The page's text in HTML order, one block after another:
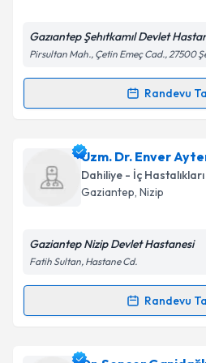
Kişisel verilerimin
kapsamda işlenmesini
Takvim
Gazıantep Şehıtkamıl Devlet
Pirsultan Mah., Çetin Emeç Cad., 27500
Randevu
Randevu Takvimi Talebi
Dr. Ömer Aykutiçin randevu
Size bu uzmandan randevu
hazırlandığında e-posta ile
Kişisel verilerimin
Metni'ni okudum ve
Uzm. Dr. Enver
Dahiliye - İç Hastalıkları
Gaziantep, Nizip
Gaziantep Nizip Devlet Hastanesi
Fatih Sultan, Hastane Cd.
Randevu
Randevu Takvimi Talebi